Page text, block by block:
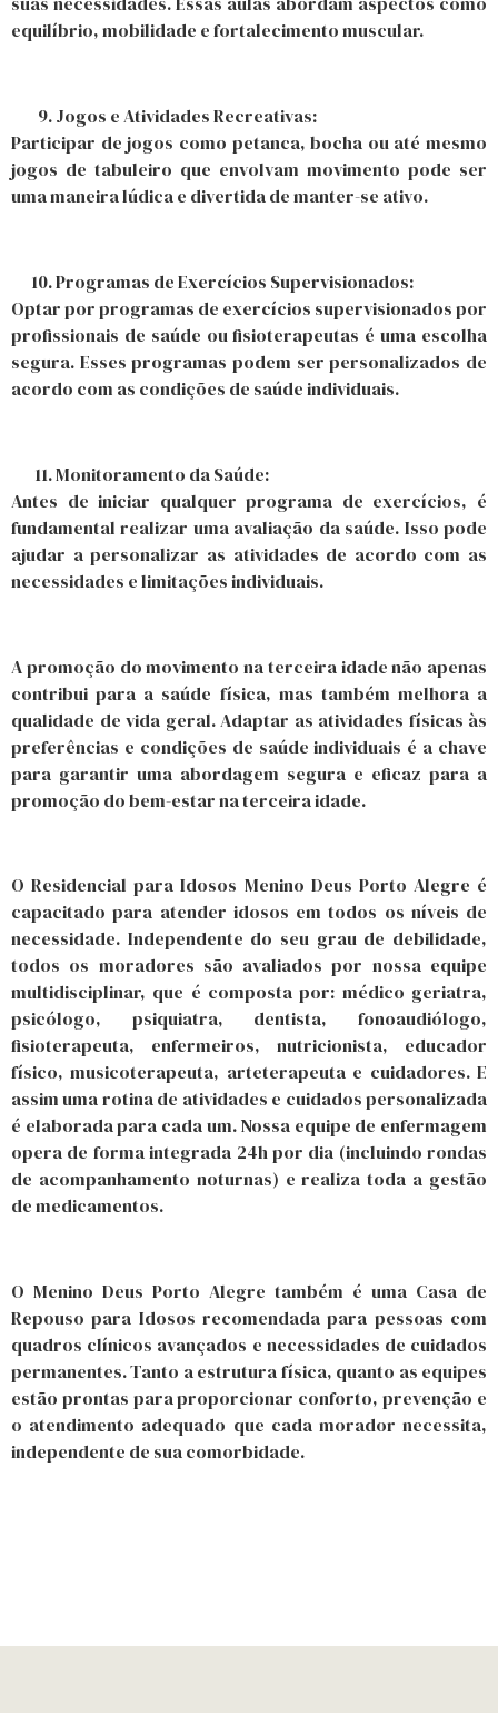
equilíbrio, mobilidade e fortalecimento muscular.
Jogos e Atividades Recreativas:
Participar de jogos como petanca, bocha ou até mesmo
jogos de tabuleiro que envolvam movimento pode ser
uma maneira lúdica e divertida de manter-se ativo.
Programas de Exercícios Supervisionados:
Optar por programas de exercícios supervisionados por
profissionais de saúde ou fisioterapeutas é uma escolha
segura. Esses programas podem ser personalizados de
acordo com as condições de saúde individuais.
Monitoramento da Saúde:
Antes de iniciar qualquer programa de exercícios, é
fundamental realizar uma avaliação da saúde. Isso pode
ajudar a personalizar as atividades de acordo com as
necessidades e limitações individuais.
A promoção do movimento na terceira idade não apenas
contribui para a saúde física, mas também melhora a
qualidade de vida geral. Adaptar as atividades físicas às
preferências e condições de saúde individuais é a chave
para garantir uma abordagem segura e eficaz para a
promoção do bem-estar na terceira idade.
O Residencial para Idosos Menino Deus Porto Alegre é
capacitado para atender idosos em todos os níveis de
necessidade. Independente do seu grau de debilidade,
todos os moradores são avaliados por nossa equipe
multidisciplinar, que é composta por: médico geriatra,
psicólogo, psiquiatra, dentista, fonoaudiólogo,
fisioterapeuta, enfermeiros, nutricionista, educador
físico, musicoterapeuta, arteterapeuta e cuidadores. E
assim uma rotina de atividades e cuidados personalizada
é elaborada para cada um. Nossa equipe de enfermagem
opera de forma integrada 24h por dia (incluindo rondas
de acompanhamento noturnas) e realiza toda a gestão
de medicamentos.
O Menino Deus Porto Alegre também é uma Casa de
Repouso para Idosos recomendada para pessoas com
quadros clínicos avançados e necessidades de cuidados
permanentes. Tanto a estrutura física, quanto as equipes
estão prontas para proporcionar conforto, prevenção e
o atendimento adequado que cada morador necessita,
independente de sua comorbidade.